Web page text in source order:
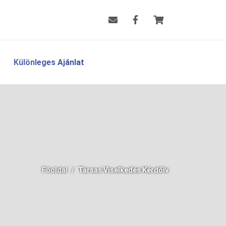
Különleges Ajánlat
Főoldal Társas Viselkedés Kérdőív